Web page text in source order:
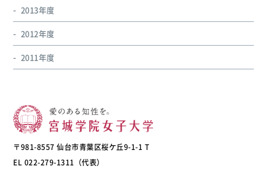
2013年度
2012年度
2011年度
〒981-8557 仙台市青葉区桜ケ丘9-1-1 T
EL 022-279-1311（代表）